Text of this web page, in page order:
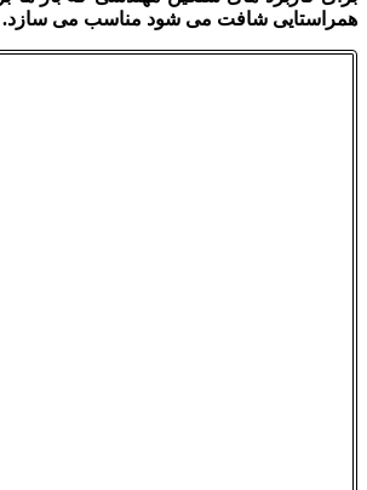
همراستایی شافت می شود مناسب می‌ سازد.